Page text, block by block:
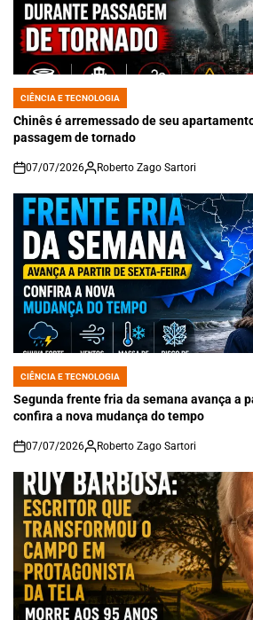
POSTED
IN
CIÊNCIA E TECNOLOGIA
Chinês é arremessado de seu
passagem de tornado
on
07/07/2026 Roberto Zago Sartori
POSTED
IN
CIÊNCIA E TECNOLOGIA
Segunda frente fria da semana avança a
confira a nova mudança do tempo
on
07/07/2026 Roberto Zago Sartori